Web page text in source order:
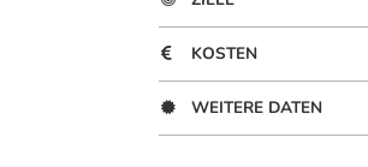
KOSTEN
WEITERE DATEN